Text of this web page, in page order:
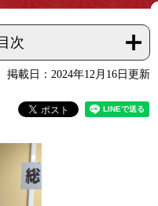
次
掲載日：2024年12月16日更新